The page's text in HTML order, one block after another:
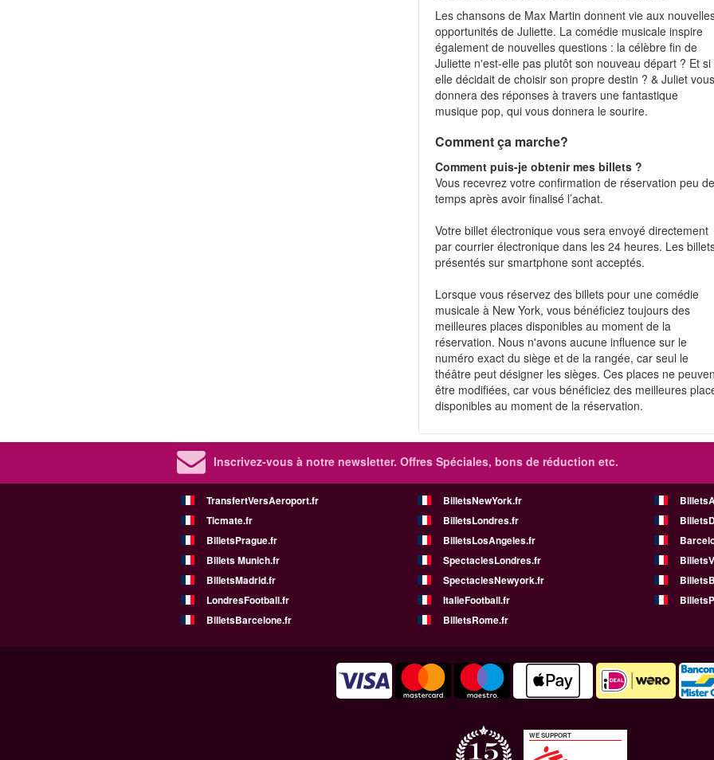
Les chansons de Max Martin donnent vie aux
opportunités de Juliette. La comédie musicale inspire
également de nouvelles questions : la célèbre fin de
Juliette n'est-elle pas plutôt son nouveau départ ? Et si
elle décidait de choisir son propre destin ? & Juliet vous
donnera des réponses à travers une fantastique
musique pop, qui vous donnera le sourire.
Comment ça marche?
Comment puis-je obtenir mes billets ?
Vous recevrez votre confirmation de réservation peu de
temps après avoir finalisé l’achat.
Votre billet électronique vous sera envoyé directement
par courrier électronique dans les 24 heures. Les
présentés sur smartphone sont acceptés.
Lorsque vous réservez des billets pour une comédie
musicale à New York, vous bénéficiez toujours des
meilleures places disponibles au moment de la
réservation. Nous n'avons aucune influence sur le
numéro exact du siège et de la rangée, car seul le
théâtre peut désigner les sièges. Ces places ne
être modifiées, car vous bénéficiez des meilleures
disponibles au moment de la réservation.
Inscrivez-vous à notre newsletter. Offres Spéciales, bons de réduction etc.
TransfertVersAeroport.fr BilletsNewYork.fr
Ticmate.fr
BilletsLondres.fr
BilletsPrague.fr
BilletsLosAngeles.fr
Billets Munich.fr
SpectaclesLondres.fr
BilletsMadrid.fr
SpectaclesNewyork.fr
LondresFootball.fr
ItalieFootball.fr
BilletsBarcelone.fr
BilletsRome.fr
WE SUPPORT